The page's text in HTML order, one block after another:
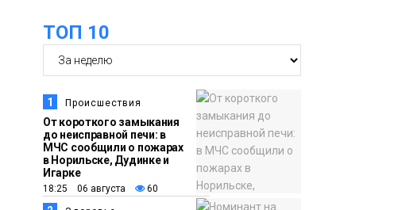
14:36
Плато
Путорана
На плато Путорана
создадут систему
наблюдения за вечной
мерзлотой и очистят
территорию от мусора
13:47
Заполярный
ТОП 10
1 Происшествия
От короткого замыкания
до неисправной печи: в
МЧС сообщили о пожарах
в Норильске, Дудинке и
Игарке
18:25 06 августа 60